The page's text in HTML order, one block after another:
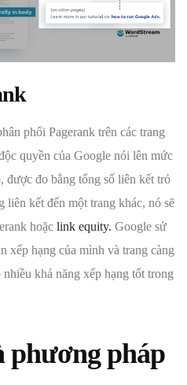
phối Pagerank trên các trang
quyền của Google nói lên mức
được đo bằng tổng số liên kết trỏ
kết đến một trang khác, nó sẽ
hoặc link equity. Google sử
xếp hạng của mình và trang càng
khả năng xếp hạng tốt trong
phương pháp